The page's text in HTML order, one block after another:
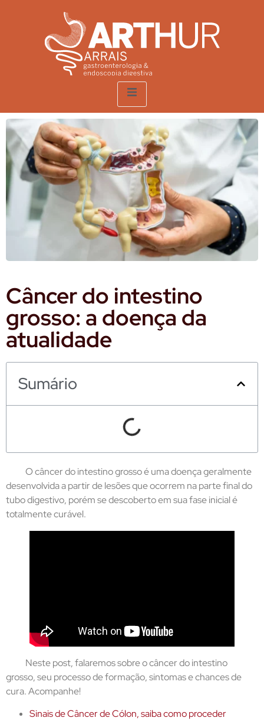
Câncer do intestino
grosso: a doença da
atualidade
Sumário
O câncer do intestino grosso é uma doença geralmente
desenvolvida a partir de lesões que ocorrem na parte final do
tubo digestivo, porém se descoberto em sua fase inicial é
totalmente curável.
Neste post, falaremos sobre o câncer do intestino
grosso, seu processo de formação, sintomas e chances de
cura. Acompanhe!
Sinais de Câncer de Cólon, saiba como proceder